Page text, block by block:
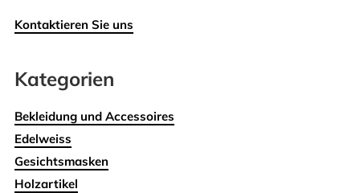
Kontaktieren Sie uns
Kategorien
Bekleidung und Accessoires
Edelweiss
Gesichtsmasken
Holzartikel